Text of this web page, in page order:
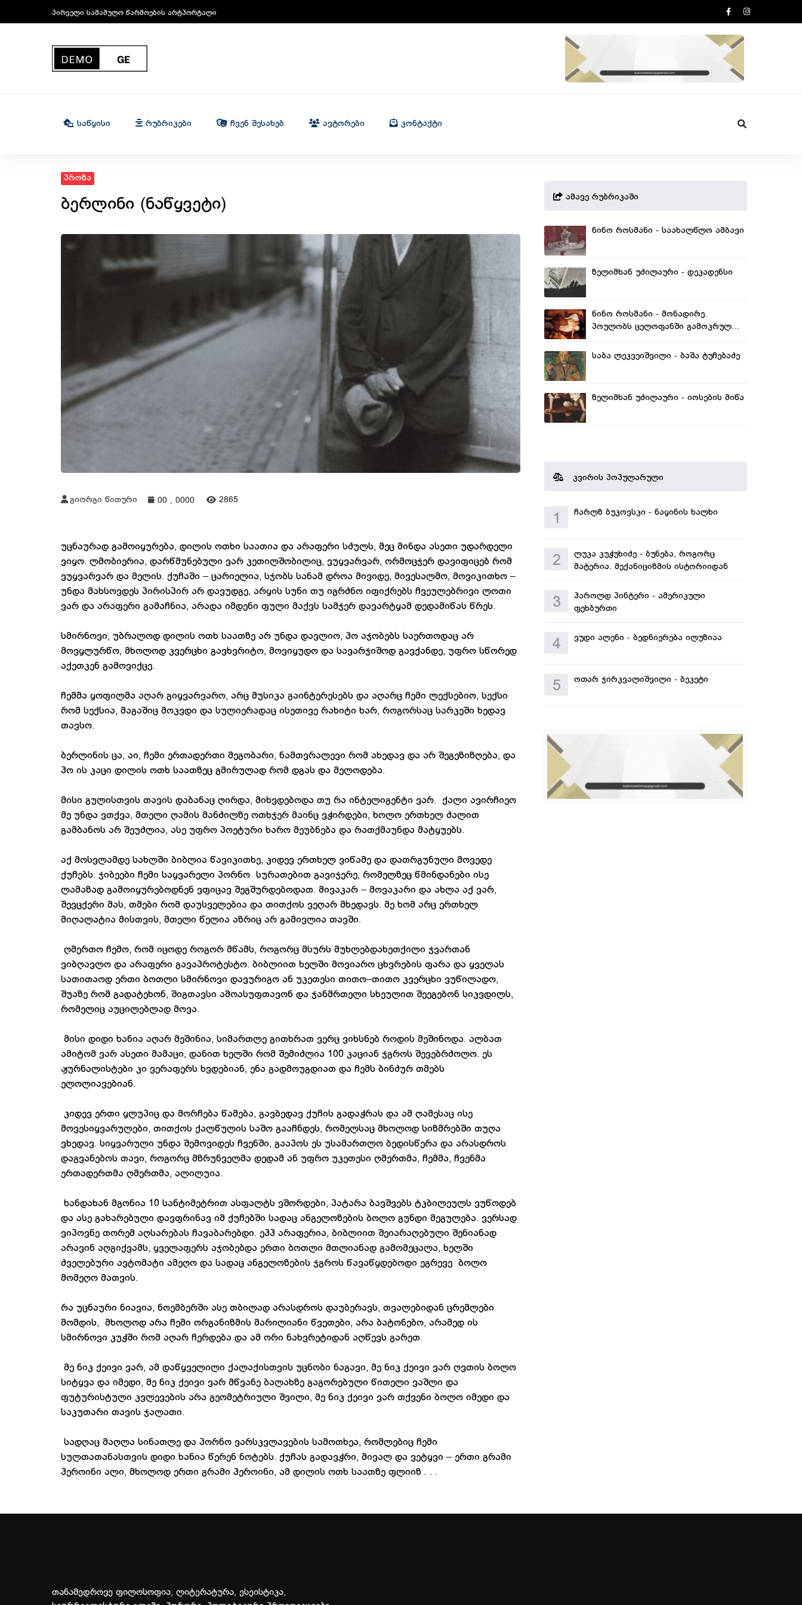
პირველი სამამულო წარმოების არტპორტალი
Საწყისი Რუბრიკები Ჩვენ Შესახებ Ავტორები Კონტაქტი
პროზა
ბერლინი (ნაწყვეტი)
გიორგი წითური 00 , 0000 2865
უცნაურად გამოიყურება, დილის ოთხი საათია და არაფერი სძულს, მეც მინდა ასეთი უდარდელი
ვიყო. ლმობიერია, დარწმუნებული ვარ კეთილშობილიც, ვუყვარვარ, ორმოცჯერ დავიფიცებ რომ
ვუყვარვარ და მელის. ქუჩაში – ცარიელია, სჯობს სანამ დროა მივიდე, მივესალმო, მოვიკითხო –
უნდა მახსოვდეს პირისპირ არ დავუდგე, არყის სუნი თუ იგრძნო იფიქრებს ჩვეულებრივი ლოთი
ვარ და არაფერი გამაჩნია, არადა იმდენი ფული მაქვს სამჯერ დავარტყამ დედამიწას წრეს.
სმირნოვი, უბრალოდ დილის ოთხ საათზე არ უნდა დავლიო, ჰო აჯობებს საერთოდაც არ
მოვყლურწო, მხოლოდ კვერცხი გავხვრიტო, მოვიყუდო და სავარჯიშოდ გავქანდე, უფრო სწორედ
აქეთკენ გამოვიქცე.
ჩემმა ყოფილმა აღარ გიყვარვარო, არც მუსიკა გაინტერესებს და აღარც ჩემი ლექსებიო, სექსი
რომ სექსია, მაგაშიც მოკვდი და სულიერადაც ისეთივე რახიტი ხარ, როგორსაც სარკეში ხედავ
თავსო.
ბერლინის ცა, აი, ჩემი ერთადერთი მეგობარი, ნამთვრალევი რომ ახედავ და არ შეგეზიზღება, და
ჰო ის კაცი დილის ოთხ საათზეც გმირულად რომ დგას და მელოდება.
მისი გულისთვის თავის დაბანაც ღირდა, მიხვდებოდა თუ რა ინტელიგენტი ვარ. ქალი ავირჩიეო
მე უნდა ვთქვა, მთელი ღამის მანძილზე ოთხჯერ მაინც ვჭირდები, ხოლო ერთხელ ძალით
გამბანოს არ შეუძლია, ასე უფრო პოეტური ხარო მეუბნება და რათქმაუნდა მატყუებს.
აქ მოსვლამდე სახლში ბიბლია წავიკითხე, კიდევ ერთხელ ვიწამე და დათრგუნული მოვედე
ქუჩებს. ჯიბეები ჩემი საყვარელი პორნო სურათებით გავიჯერე, რომელზეც წმინდანები ისე
ლამაზად გამოიყურებოდნენ ვფიცავ შეგშურდებოდათ. მივაკარ – მოვაკარი და ახლა აქ ვარ,
შევცქერი მას, თმები რომ დაუსველებია და თითქოს ვეღარ მხედავს. მე ხომ არც ერთხელ
მიღალატია მისთვის, მთელი წელია აზრიც არ გამივლია თავში.
ღმერთო ჩემო, რომ იცოდე როგორ მწამს, როგორც მსურს მუხლებდახეთქილი ჯვართან
ვიბღავლო და არაფერი გავაპროტესტო. ბიბლიით ხელში მოვიარო ცხვრების ფარა და ყველას
სათითაოდ ერთი ბოთლი სმირნოვი დავურიგო ან უკეთესი თითო–თითო კვერცხი ვუწილადო,
შუაზე რომ გადატეხონ, შიგთავსი ამოასუფთავონ და ჯანმრთელი სხეულით შეეგებონ სიკვდილს,
რომელიც აუცილებლად მოვა.
მისი დიდი ხანია აღარ მეშინია, სიმართლე გითხრათ ვერც ვიხსნებ როდის მეშინოდა. ალბათ
ამიტომ ვარ ასეთი მამაცი, დანით ხელში რომ შემიძლია 100 კაციან ჯგროს შევებრძოლო. ეს
ჟურნალისტები კი ვერაფერს ხვდებიან, ენა გადმოუგდიათ და ჩემს ბინძურ თმებს
ელოლიავებიან.
კიდევ ერთი ყლუპიც და მორჩება წამება, გავბედავ ქუჩის გადაჭრას და ამ ღამესაც ისე
მოვესიყვარულები, თითქოს ქალწულის საშო გააჩნდეს, რომელსაც მხოლოდ სიზმრებში თუღა
ვხედავ. სიყვარული უნდა შემოვიდეს ჩვენში, გააპოს ეს უსამართლო ბედისწერა და არასდროს
დაგვანებოს თავი, როგორც მზრუნველმა დედამ ან უფრო უკეთესი ღმერთმა, ჩემმა, ჩვენმა
ერთადერთმა ღმერთმა, ალილუია.
ხანდახან მგონია 10 სანტიმეტრით ასფალტს ვშორდები, პატარა ბავშვებს ტკბილეულს ვუწოდებ
და ასე გახარებული დავფრინავ იმ ქუჩებში სადაც ანგელოზების ბოლო გუნდი მეგულება. ვერსად
ვიპოვნე თორემ აღსარებას ჩავაბარებდი. ეჰჰ არაფერია, ბიბლიით შეიარაღებული შენიანად
არავინ აღგიქვამს, ყველაფერს აჯობებდა ერთი ბოთლი მთლიანად გამომეცალა, ხელში
ძველებური ავტომატი ამეღო და სადაც ანგელოზების ჯგროს წავაწყდებოდი ეგრევე ბოლო
მომეღო მათვის.
რა უცნაური ნიავია, ნოემბერში ასე თბილად არასდროს დაუბერავს, თვალებიდან ცრემლები
მომდის, მხოლოდ არა ჩემი ორგანიზმის მარილიანი წვეთები, არა ბატონებო, არამედ ის
სმირნოვი კუჭში რომ აღარ ჩერდება და ამ ორი ნახვრეტიდან აღწევს გარეთ.
მე ნიკ ქეივი ვარ, ამ დაწყველილი ქალაქისთვის უცნობი ნაგავი, მე ნიკ ქეივი ვარ ღვთის ბოლო
სიტყვა და იმედი, მე ნიკ ქეივი ვარ მწვანე ბალახზე გაგორებული წითელი ვაშლი და
ფუტურისტული კვლევების არა გეომეტრიული შვილი, მე ნიკ ქეივი ვარ თქვენი ბოლო იმედი და
საკუთარი თავის ჯალათი.
სადღაც მაღლა სინათლე და პორნო ვარსკვლავების სამოთხეა, რომლებიც ჩემი
სულთათანასთვის დიდი ხანია წერენ ნოტებს. ქუჩას გადავჭრი, მივალ და ვეტყვი – ერთი გრამი
ჰეროინი ალი, მხოლოდ ერთი გრამი ჰეროინი, ამ დილის ოთხ საათზე ფლიიზ . . .
ამავე რუბრიკაში
ნინო როსმანი - საახალწლო ამბავი
ზელიმხან უძილაური - დეკადენსი
ნინო როსმანი - მონადირე.
პოულობს ცელოფანში გამოკრულ
საბა ლეკვეიშვილი - ბაშა ტუჩებაძე
ზელიმხან უძილაური - იოსების მიწა
კვირის პოპულარული
1 ჩარლზ ბუკოვსკი - ნაყინის ხალხი
2
ლუკა კუჭუხიძე - ბუნება, როგორც
მატერია. მექანიციზმის ისტორიიდან
3
ჰაროლდ პინტერი - ამერიკული
ფეხბურთი
4 ვუდი ალენი - ბედნიერება ილუზიაა
5 ოთარ ჯირკვალიშვილი - ბეკეტი
თანამედროვე ფილოსოფია, ლიტერატურა, ესეისტიკა,